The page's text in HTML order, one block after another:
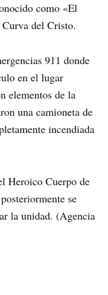
como «El
del Cristo.
911 donde
en el lugar
elementos de la
una camioneta de
incendiada
Heroico Cuerpo de
se
la unidad. (Agencia